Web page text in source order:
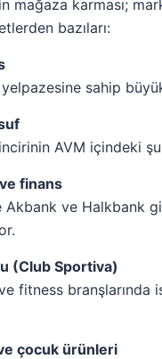
mağaza karması;
bazıları:
sahip
AVM içindeki
ve finans
ve Halkbank
(Club Sportiva)
fitness branşlarında
çocuk ürünleri